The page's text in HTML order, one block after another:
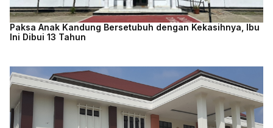
Paksa Anak Kandung Bersetubuh dengan Kekasihnya, Ibu
Ini Dibui 13 Tahun